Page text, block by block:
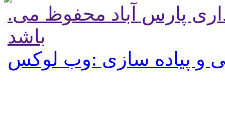
.تمامی حقوق برای پایگاه شهرداری پارس آباد محفوظ می
باشد
و پیاده سازی :وب لوکس